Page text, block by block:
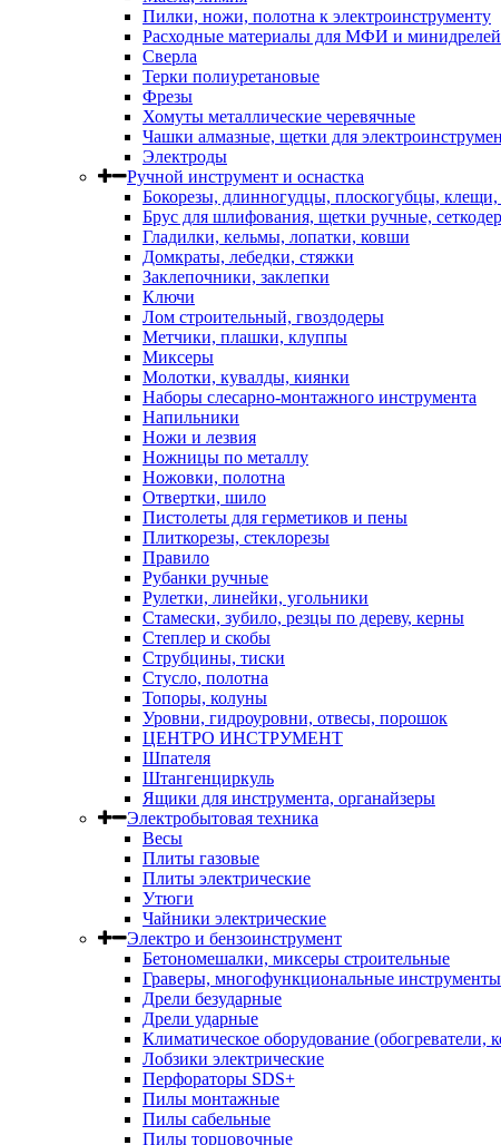
Пилки, ножи, полотна к электроинструменту
Расходные материалы для МФИ и минидрелей
Сверла
Терки полиуретановые
Фрезы
Хомуты металлические черевячные
Чашки алмазные, щетки для
Электроды
Ручной инструмент и оснастка
Бокорезы, длинногудцы, плоскогубцы,
Брус для шлифования, щетки ручные,
Гладилки, кельмы, лопатки, ковши
Домкраты, лебедки, стяжки
Заклепочники, заклепки
Ключи
Лом строительный, гвоздодеры
Метчики, плашки, клуппы
Миксеры
Молотки, кувалды, киянки
Наборы слесарно-монтажного инструмента
Напильники
Ножи и лезвия
Ножницы по металлу
Ножовки, полотна
Отвертки, шило
Пистолеты для герметиков и пены
Плиткорезы, стеклорезы
Правило
Рубанки ручные
Рулетки, линейки, угольники
Стамески, зубило, резцы по дереву, керны
Степлер и скобы
Струбцины, тиски
Стусло, полотна
Топоры, колуны
Уровни, гидроуровни, отвесы, порошок
ЦЕНТРО ИНСТРУМЕНТ
Шпателя
Штангенциркуль
Ящики для инструмента, органайзеры
Электробытовая техника
Весы
Плиты газовые
Плиты электрические
Утюги
Чайники электрические
Электро и бензоинструмент
Бетономешалки, миксеры строительные
Граверы, многофункциональные
Дрели безударные
Дрели ударные
Климатическое оборудование (обогреватели,
Лобзики электрические
Перфораторы SDS+
Пилы монтажные
Пилы сабельные
Пилы торцовочные